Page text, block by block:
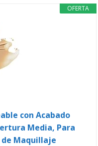
OFERTA
con Acabado
Media, Para
de Maquillaje